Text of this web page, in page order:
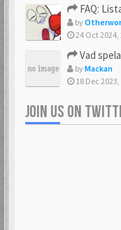
FAQ:
by
24 Oct 2024,
Vad
byMackan
18 Dec 2023,
JOIN US ON